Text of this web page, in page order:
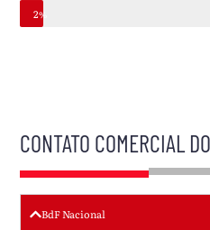
2%
CONTATO COMERCIAL
BdF Nacional